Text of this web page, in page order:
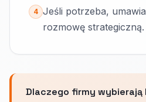
4 Jeśli potrzeba,
rozmowę strategiczną.
Dlaczego firmy wybierają